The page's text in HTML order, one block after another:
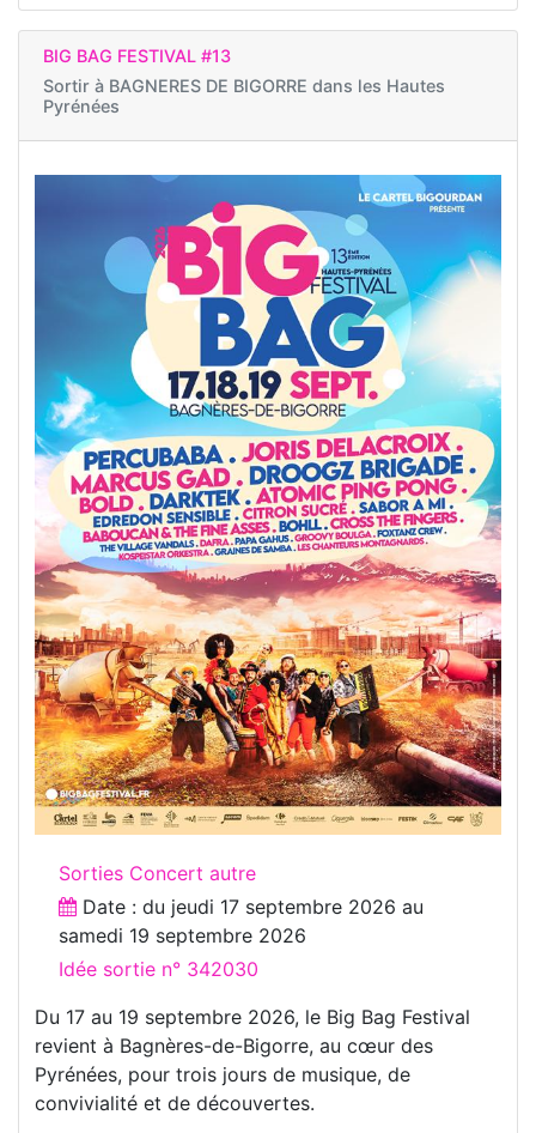
BIG BAG FESTIVAL #13
Sortir à BAGNERES DE BIGORRE dans les Hautes
Pyrénées
Sorties Concert autre
Date : du jeudi 17 septembre 2026 au
samedi 19 septembre 2026
Idée sortie n° 342030
Du 17 au 19 septembre 2026, le Big Bag Festival
revient à Bagnères-de-Bigorre, au cœur des
Pyrénées, pour trois jours de musique, de
convivialité et de découvertes.